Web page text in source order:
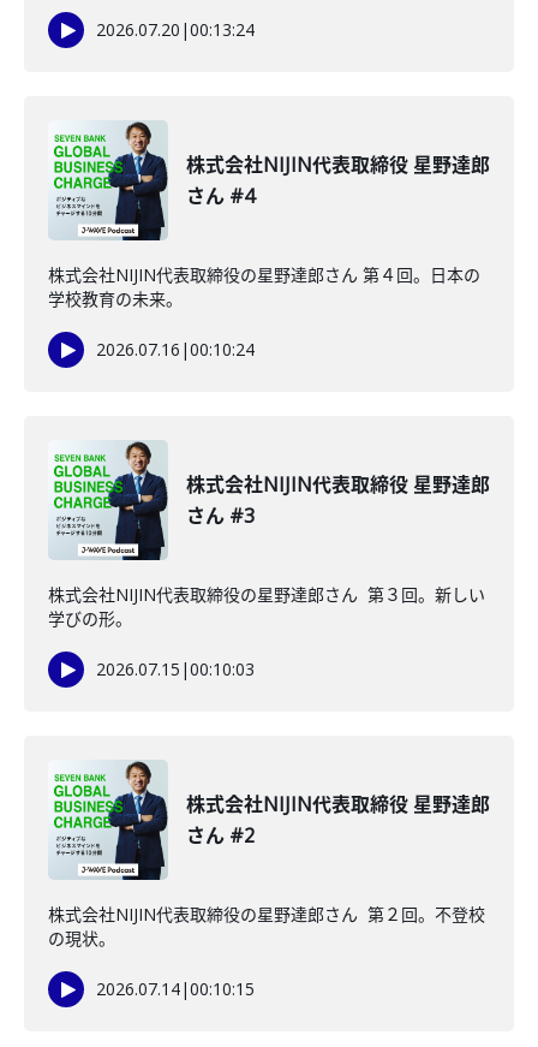
2026.07.20 |00:13:24
株式会社NIJIN代表取締役 星野達郎
さん #4
株式会社NIJIN代表取締役の星野達郎さん 第４回。日本の
学校教育の未来。
2026.07.16 |00:10:24
株式会社NIJIN代表取締役 星野達郎
さん #3
株式会社NIJIN代表取締役の星野達郎さん 第３回。新しい
学びの形。
2026.07.15 |00:10:03
株式会社NIJIN代表取締役 星野達郎
さん #2
株式会社NIJIN代表取締役の星野達郎さん 第２回。不登校
の現状。
2026.07.14|00:10:15